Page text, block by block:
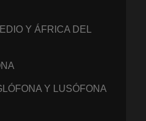
Y ÁFRICA DEL
Y LUSÓFONA